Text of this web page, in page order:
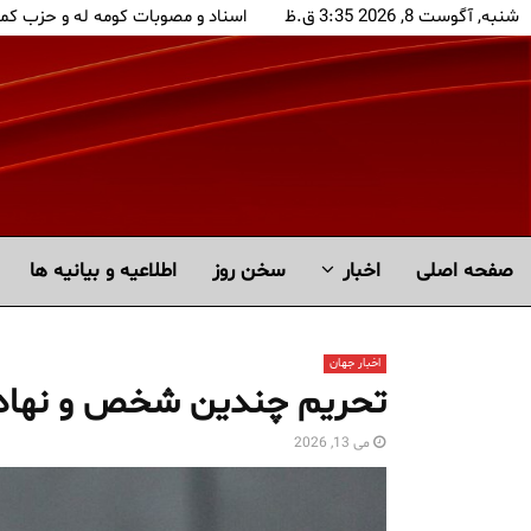
شنبه, آگوست 8, 2026 3:35 ق.ظ اسناد و مصوبات کومه له و حزب
صفحه اصلی اخبار سخن روز اطلاعیه و بیانیه ها
اخبار جهان
تحریم چندین شخص و نهاد
می 13, 2026